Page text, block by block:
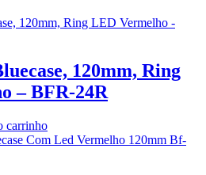
120mm, Ring
– BFR-24R
carrinho